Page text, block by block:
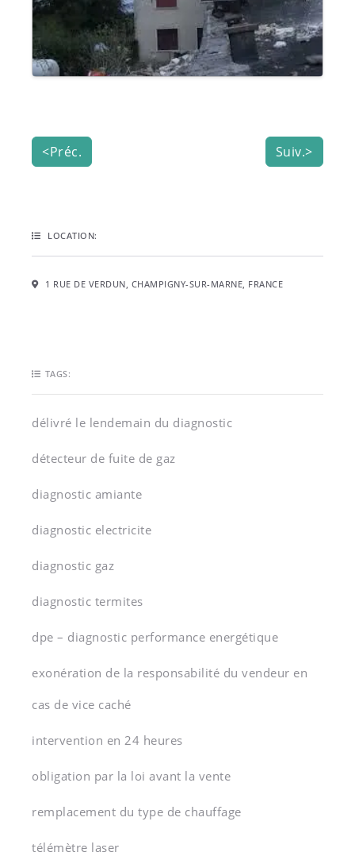
<Préc. Suiv.>
LOCATION:
1 RUE DE VERDUN, CHAMPIGNY-SUR-MARNE, FRANCE
TAGS:
délivré le lendemain du diagnostic
détecteur de fuite de gaz
diagnostic amiante
diagnostic electricite
diagnostic gaz
diagnostic termites
dpe – diagnostic performance energétique
exonération de la responsabilité du vendeur en
cas de vice caché
intervention en 24 heures
obligation par la loi avant la vente
remplacement du type de chauffage
télémètre laser